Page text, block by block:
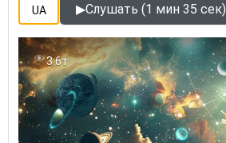
UA ▶Слушать (1 мин 35 сек)
3.6т